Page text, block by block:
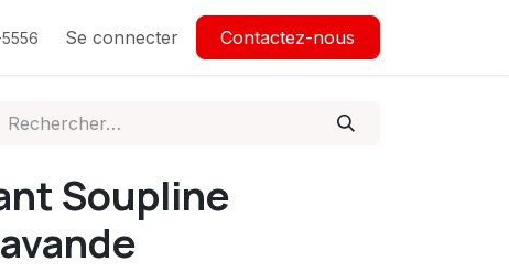
Se connecter Contactez-nous
Soupline